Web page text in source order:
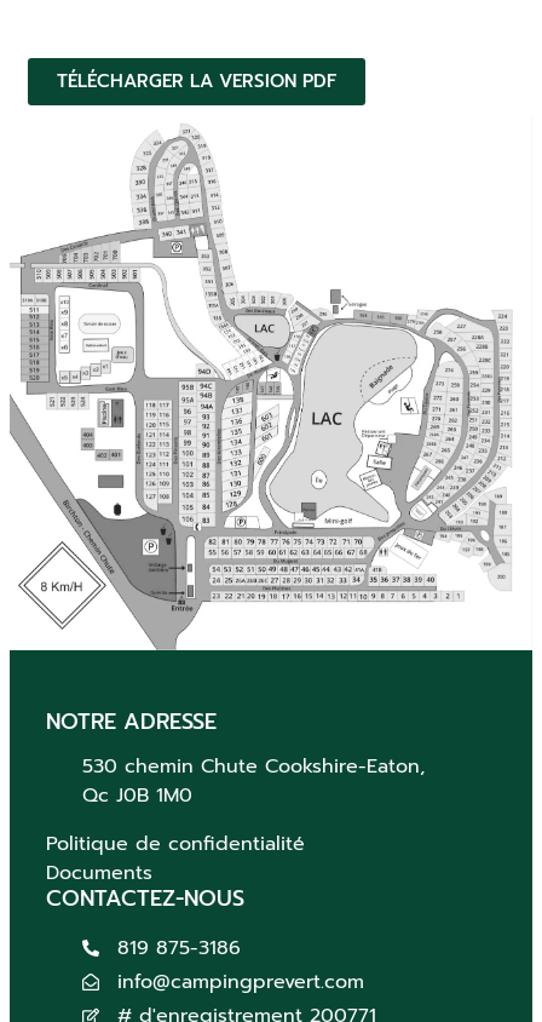
TÉLÉCHARGER LA VERSION PDF
NOTRE ADRESSE
530 chemin Chute Cookshire-Eaton,
Qc J0B 1M0
Politique de confidentialité
Documents
CONTACTEZ-NOUS
819 875-3186
info@campingprevert.com